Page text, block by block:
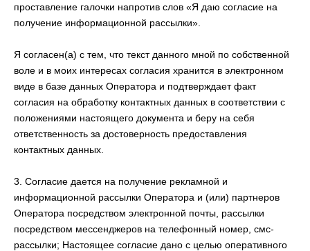
проставление галочки напротив слов «Я даю согласие на
получение информационной рассылки».
Я согласен(а) с тем, что текст данного мной по собственной
воле и в моих интересах согласия хранится в электронном
виде в базе данных Оператора и подтверждает факт
согласия на обработку контактных данных в соответствии с
положениями настоящего документа и беру на себя
ответственность за достоверность предоставления
контактных данных.
3. Согласие дается на получение рекламной и
информационной рассылки Оператора и (или) партнеров
Оператора посредством электронной почты, рассылки
посредством мессенджеров на телефонный номер, смс-
рассылки; Настоящее согласие дано с целью оперативного